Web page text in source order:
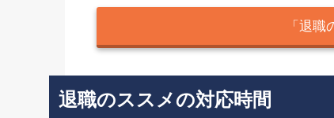
「退
退職のススメの対応時間